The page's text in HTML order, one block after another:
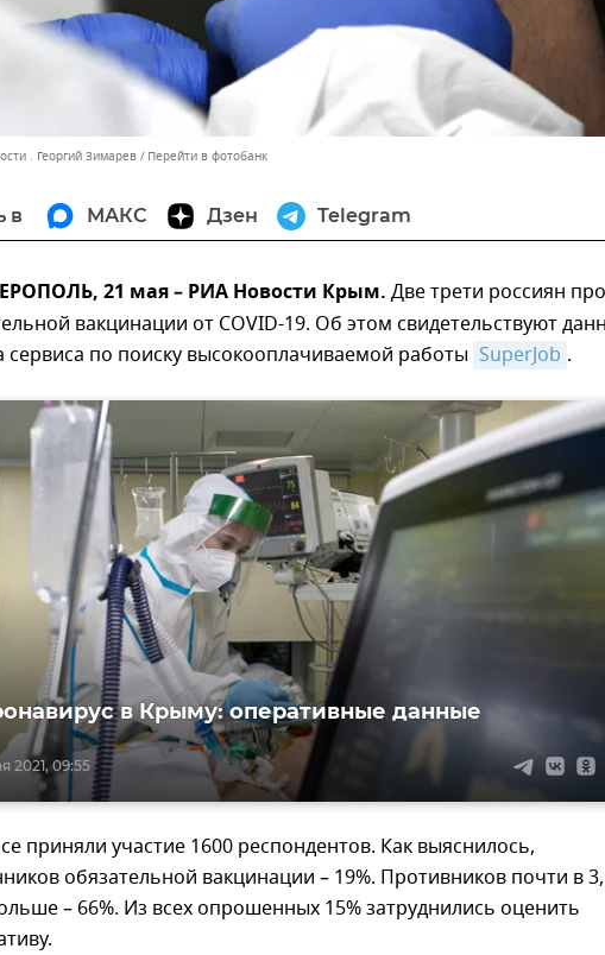
. Георгий Зимарев Перейти в фотобанк
в МАКС Дзен Telegram
21 мая – РИА Новости Крым. Две трети россиян
вакцинации от COVID-19. Об этом свидетельствуют
сервиса по поиску высокооплачиваемой работы SuperJob .
2021, 09:55
в Крыму: оперативные данные
приняли участие 1600 респондентов. Как выяснилось,
обязательной вакцинации – 19%. Противников почти в
– 66%. Из всех опрошенных 15% затруднились оценить